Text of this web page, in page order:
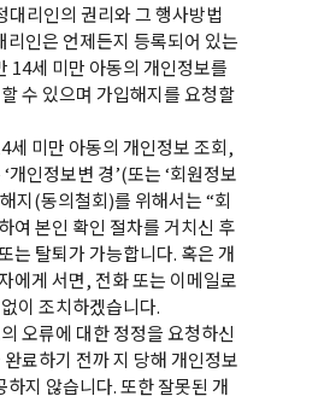
리인의 권리와 그 행사방법
리인은 언제든지 등록되어 있는
14세 미만 아동의 개인정보를
수 있으며 가입해지를 요청할
세 미만 아동의 개인정보 조회,
개인정보변 경’(또는 ‘회원정보
지(동의철회)를 위해서는 “회
여 본인 확인 절차를 거치신 후
는 탈퇴가 가능합니다. 혹은 개
에게 서면, 전화 또는 이메일로
이 조치하겠습니다.
오류에 대한 정정을 요청하신
료하기 전까 지 당해 개인정보
하지 않습니다. 또한 잘못된 개